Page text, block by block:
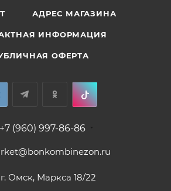
АДРЕС МАГАЗИНА
ИНФОРМАЦИЯ
ОФЕРТА
+7 (960) 997-86-86
г. Омск, Маркса 18/22